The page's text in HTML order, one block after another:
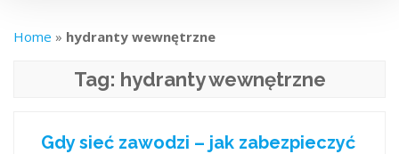
Home » hydranty wewnętrzne
Tag: hydranty wewnętrzne
Gdy sieć zawodzi – jak zabezpieczyć